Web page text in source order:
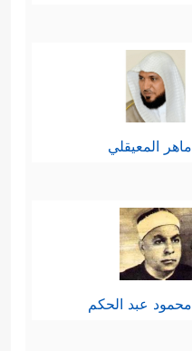
ماهر المعيقلي
محمود عبد الحكم